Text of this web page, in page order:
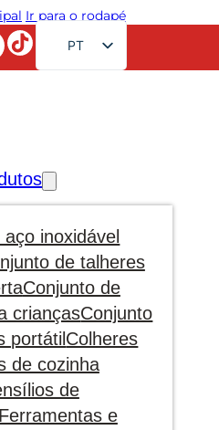
Ir para o rodapé
PT
EN
DE
ES
KO
inoxidável
de talheres
Conjunto de
criançasConjunto
portátil Colheres
de cozinha
de
e